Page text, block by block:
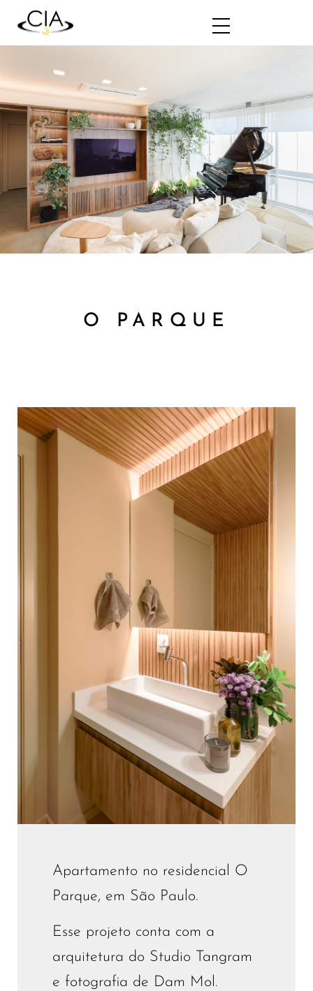
O PARQUE
Apartamento no residencial O
Parque, em São Paulo.
Esse projeto conta com a
arquitetura do Studio Tangram
e fotografia de Dam Mol.